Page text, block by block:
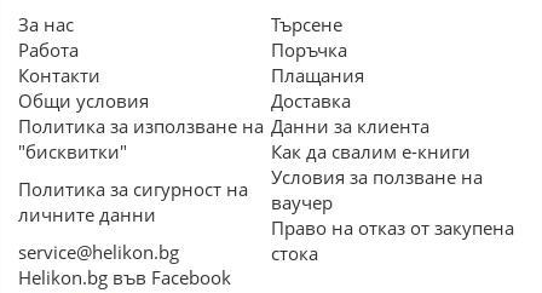
За нас
Работа
Контакти
Общи условия
Политика за използване на
"бисквитки"
Политика за сигурност на
личните данни
service@helikon.bg
Helikon.bg във Facebook
Търсене
Поръчка
Плащания
Доставка
Данни за клиента
Как да свалим е-книги
Условия за ползване на
ваучер
Право на отказ от закупена
стока